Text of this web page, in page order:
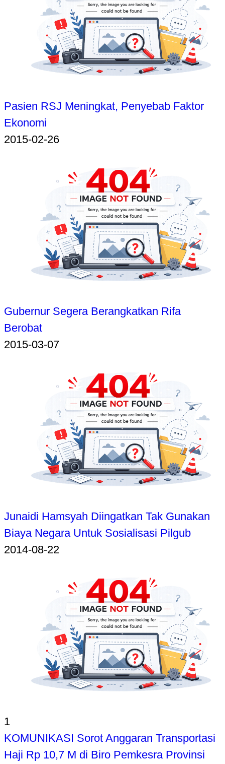
Pasien RSJ Meningkat, Penyebab Faktor
Ekonomi
2015-02-26
Gubernur Segera Berangkatkan Rifa
Berobat
2015-03-07
Junaidi Hamsyah Diingatkan Tak Gunakan
Biaya Negara Untuk Sosialisasi Pilgub
2014-08-22
1
KOMUNIKASI Sorot Anggaran Transportasi
Haji Rp 10,7 M di Biro Pemkesra Provinsi